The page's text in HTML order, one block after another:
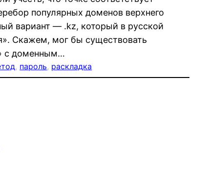
популярных доменов верхнего
вариант — .kz, который в русской
Скажем, мог бы существовать
с доменным…
, пароль, раскладка